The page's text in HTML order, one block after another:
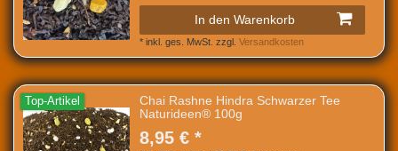
In den Warenkorb
* inkl. ges. MwSt. zzgl. Versandkosten
Top-Artikel
Chai Rashne Hindra Schwarzer Tee
Naturideen® 100g
8,95 € *